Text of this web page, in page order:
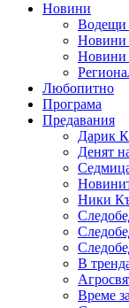
Новини
Водещи
Новини
Новини
Любопитно
Програма
Предавания
Дарик
Денят
Ники
В
Време